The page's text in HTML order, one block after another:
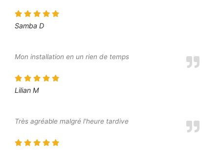
Samba D
Mon installation en un rien de temps
Lilian M
Très agréable malgré l'heure tardive